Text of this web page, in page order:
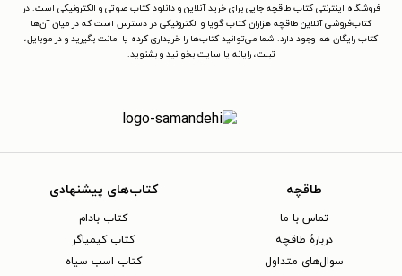
فروشگاه اینترنتی کتاب طاقچه جایی برای خرید آنلاین و دانلود کتاب صوتی و الکترونیکی است. در
کتاب‌فروشی آنلاین طاقچه هزاران کتاب گویا و الکترونیکی در دسترس است که در میان آن‌ها
کتاب رایگان هم وجود دارد. شما می‌توانید کتاب‌ها را خریداری کرده یا امانت بگیرید و در موبایل،
تبلت، رایانه یا سایت بخوانید و بشنوید.
طاقچه
تماس با ما
دربارهٔ طاقچه
سوال‌های متداول
کتاب‌های پیشنهادی
کتاب بادام
کتاب کیمیاگر
کتاب اسب سیاه